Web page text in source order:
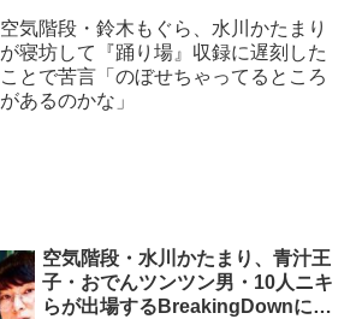
空気階段・鈴木もぐら、水川かたまり
が寝坊して『踊り場』収録に遅刻した
ことで苦言「のぼせちゃってるところ
があるのかな」
空気階段・水川かたまり、青汁王
子・おでんツンツン男・10人ニキ
らが出場するBreakingDownにツ